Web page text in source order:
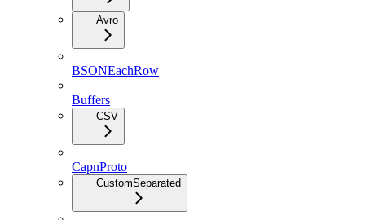
Avro
BSONEachRow
Buffers
CSV
CapnProto
CustomSeparated